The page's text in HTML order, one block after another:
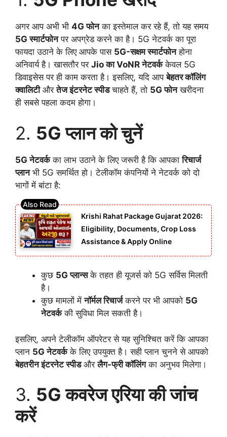
अगर आप अभी भी 4G फोनका इस्तेमाल कर रहे हैं, तो यह समय
5G स्मार्टफोनपर अपग्रेड करने का है। 5G नेटवर्क का पूरा
फायदा उठाने के लिए आपके पास 5G-सक्षम स्मार्टफोनहोना
अनिवार्य है। खासतौर पर Jio का VoNR नेटवर्ककेवल 5G
डिवाइसेस पर ही काम करता है। इसलिए, यदि आपबेहतर कॉलिंग
क्वालिटीऔरतेज इंटरनेट स्पीडचाहते हैं, तो 5G फोनखरीदना
ही सबसे पहला कदम होगा।
2. 5G प्लान को चुनें
5G नेटवर्कका लाभ उठाने के लिए जरूरी है कि आपकारिचार्ज
प्लानभी 5G समर्थित हो। टेलीकॉम कंपनियों ने नेटवर्क को दो
भागों में बांटा है:
Krishi Rahat Package Gujarat 2026:
Eligibility, Documents, Crop Loss
Assistance & Apply Online
कुछ 5G प्लान्सके तहत ही यूजर्स को 5G सर्विस मिलती
है।
कुछ मामलों मेंनॉर्मल रिचार्जकरने पर भी आपको 5G
नेटवर्ककी सुविधा मिल सकती है।
इसलिए, अपने टेलीकॉम ऑपरेटर से यह सुनिश्चित करें कि आपका
प्लान 5G नेटवर्कके लिए उपयुक्त है। सही प्लान चुनने से आपको
बेहतरीन इंटरनेट स्पीडऔरलैग-फ्री कॉलिंगका अनुभव मिलेगा।
3. 5G कवरेज एरिया की जांच
करें